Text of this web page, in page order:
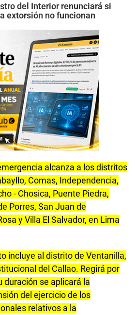
del Interior renunciará si
extorsión no funcionan
alcanza a los distritos
Comas, Independencia,
- Chosica, Puente Piedra,
Porres, San Juan de
y Villa El Salvador, en Lima
incluye al distrito de Ventanilla,
del Callao. Regirá por
duración se aplicará la
del ejercicio de los
relativos a la